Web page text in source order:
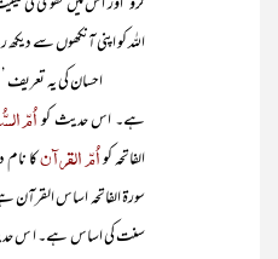
اللہ کو اپنی آنکھوں سے
احسان کی یہ تعریف
ہے۔ اس حدیث کواُمّ
الفاتحہ کواُمّ القرآنکا
سورۃ الفاتحہ اساس
سنت کی اساس ہے۔ ا س